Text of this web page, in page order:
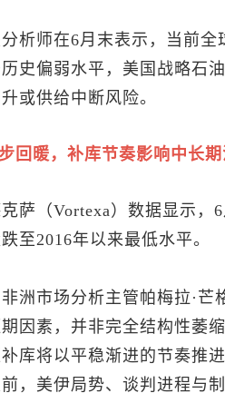
析师在6月末表示，当前
史偏弱水平，美国战略石
或供给中断风险。
回暖，补库节奏影响中长
萨（Vortexa）数据显示
至2016年以来最低水平。
洲市场分析主管帕梅拉·芒
因素，并非完全结构性萎
库将以平稳渐进的节奏推
，美伊局势、谈判进程与